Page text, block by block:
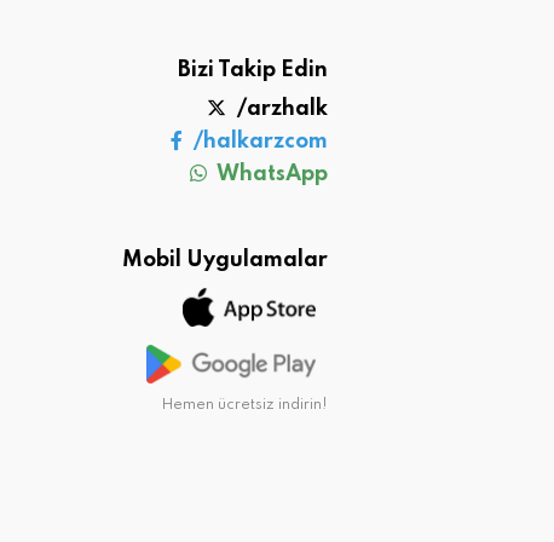
Bizi Takip Edin
/arzhalk
/halkarzcom
WhatsApp
Mobil Uygulamalar
Hemen ücretsiz indirin!